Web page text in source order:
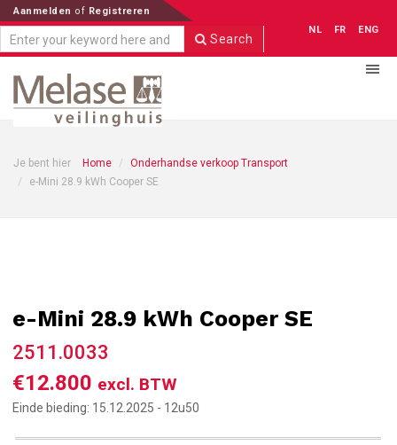
Aanmelden of Registreren
Search
NL FR ENG
Je bent hier Home
Onderhandse verkoop Transport
e-Mini 28.9 kWh Cooper SE
e-Mini 28.9 kWh Cooper SE
2511.0033
€12.800 excl. BTW
Einde bieding: 15.12.2025 - 12u50